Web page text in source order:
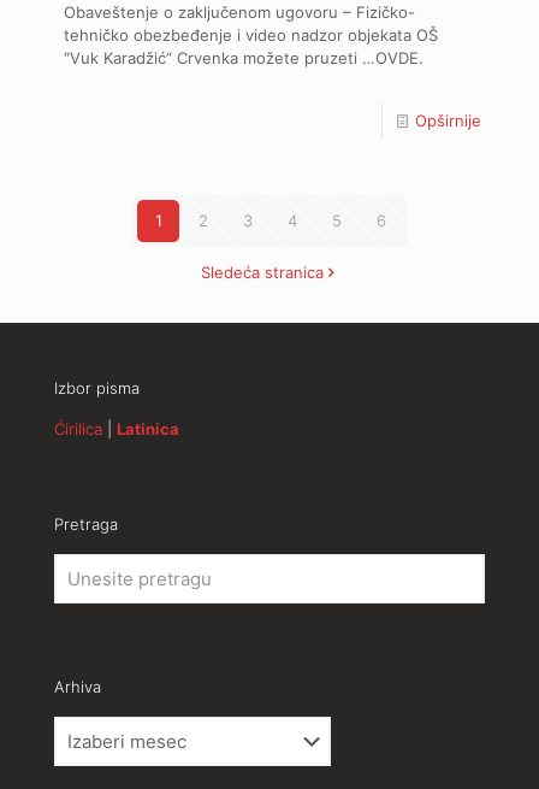
Obaveštenje o zaključenom ugovoru – Fizičko-
tehničko obezbeđenje i video nadzor objekata OŠ
“Vuk Karadžić“ Crvenka možete pruzeti …OVDE.
Opširnije
1 2 3 4 5 6
Sledeća stranica
Izbor pisma
Ćirilica Latinica
Pretraga
Arhiva